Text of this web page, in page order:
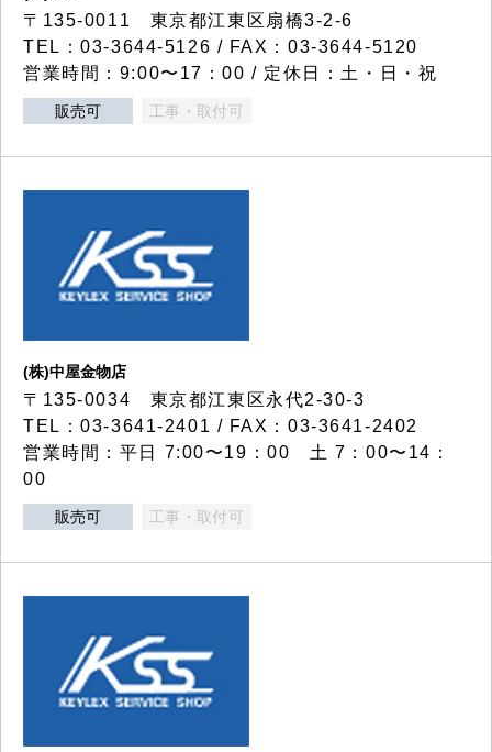
〒135-0011 東京都江東区扇橋3-2-6
TEL：03-3644-5126 / FAX：03-3644-5120
営業時間：9:00〜17：00 / 定休日：土・日・祝
販売可 工事・取付可
(株)中屋金物店
〒135-0034 東京都江東区永代2-30-3
TEL：03-3641-2401 / FAX：03-3641-2402
営業時間：平日 7:00〜19：00 土 7：00〜14：
00
販売可 工事・取付可